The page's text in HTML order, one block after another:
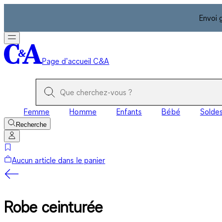
Envoi
Page d’accueil C&A
Femme Homme Enfants Bébé Soldes
Recherche
Aucun article dans le panier
Robe ceinturée